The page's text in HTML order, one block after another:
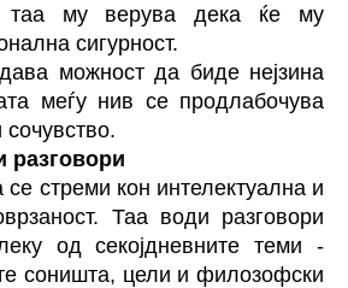
таа му верува дека ќе му
сигурност.
можност да биде нејзина
меѓу нив се продлабочува
сочувство.
разговори
стреми кон интелектуална и
Таа води разговори
од секојдневните теми -
соништа, цели и филозофски